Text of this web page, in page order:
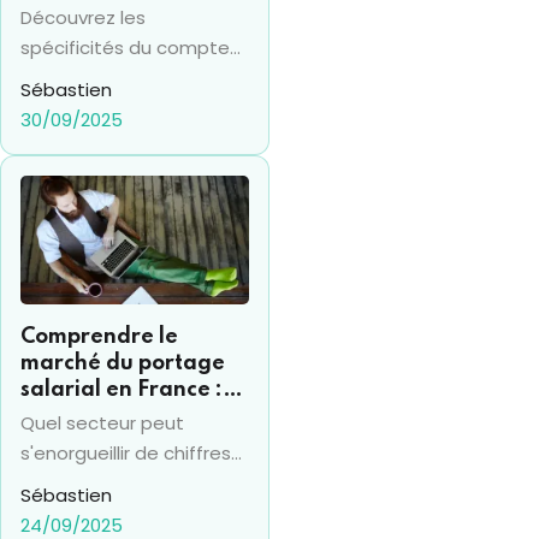
investissements
financiers
Découvrez les
spécificités du compte
titres en 2025 et sa
différence avec le PEA,
Sébastien
30/09/2025
Comprendre le
marché du portage
salarial en France :
chiffres clés et
évolutions récentes
Quel secteur peut
s'enorgueillir de chiffres
de croissance de 20%
plusieurs années de suite
Sébastien
24/09/2025